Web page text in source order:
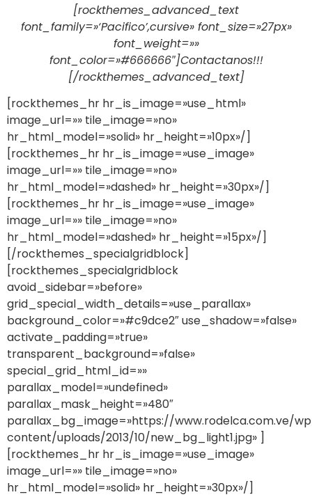
[rockthemes_advanced_text
font_family=»‘Pacifico’,cursive» font_size=»27px»
font_weight=»»
font_color=»#666666″]Contactanos!!!
[/rockthemes_advanced_text]
[rockthemes_hr hr_is_image=»use_html»
image_url=»» tile_image=»no»
hr_html_model=»solid» hr_height=»10px»/]
[rockthemes_hr hr_is_image=»use_image»
image_url=»» tile_image=»no»
hr_html_model=»dashed» hr_height=»30px»/]
[rockthemes_hr hr_is_image=»use_image»
image_url=»» tile_image=»no»
hr_html_model=»dashed» hr_height=»15px»/]
[/rockthemes_specialgridblock]
[rockthemes_specialgridblock
avoid_sidebar=»before»
grid_special_width_details=»use_parallax»
background_color=»#c9dce2″ use_shadow=»false»
activate_padding=»true»
transparent_background=»false»
special_grid_html_id=»»
parallax_model=»undefined»
parallax_mask_height=»480″
parallax_bg_image=»https://www.rodelca.com.ve/
content/uploads/2013/10/new_bg_light1.jpg» ]
[rockthemes_hr hr_is_image=»use_image»
image_url=»» tile_image=»no»
hr_html_model=»solid» hr_height=»30px»/]